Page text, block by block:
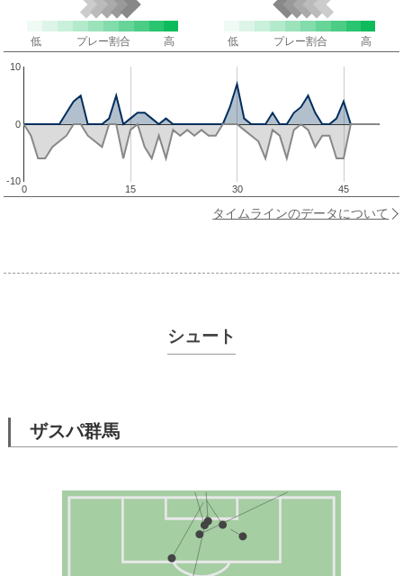
低 プレー割合 高 低 プレー割合 高
0 15 30 45
-10
0
10
タイムラインのデータについて
シュート
ザスパ群馬